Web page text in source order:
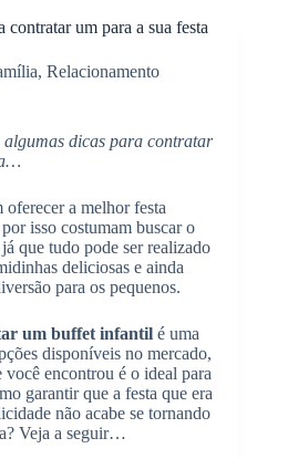
um para a sua festa
, Relacionamento
dicas para contratar
oferecer a melhor festa
isso costumam buscar o
que tudo pode ser realizado
deliciosas e ainda
para os pequenos.
um buffet infantil é uma
disponíveis no mercado,
você encontrou é o ideal para
garantir que a festa que era
não acabe se tornando
Veja a seguir…